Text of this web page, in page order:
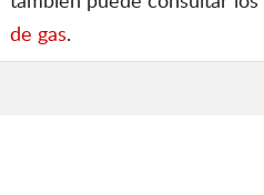
de gas.